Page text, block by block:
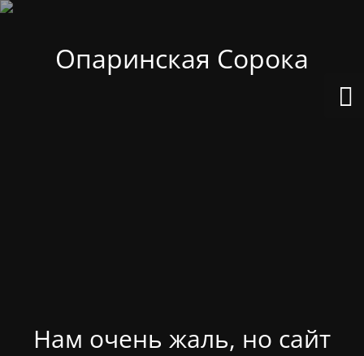
Опаринская Сорока
Нам очень жаль, но сайт